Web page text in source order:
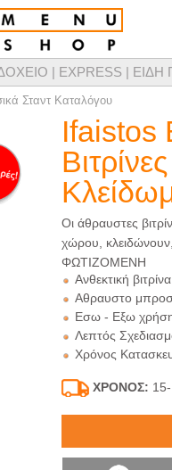
μενού, προϊόντων
| EXPRESS | ΕΙΔΗ
Σταντ Καταλόγου
Ifaistos
Οι άθραυστες
χώρου,
ΦΩΤΙΖΟΜΕΝΗ
Ανθεκτική
Αθραυστο
Εσω - Εξω
Λεπτός
Χρόνος
ΧΡΟΝΟΣ: